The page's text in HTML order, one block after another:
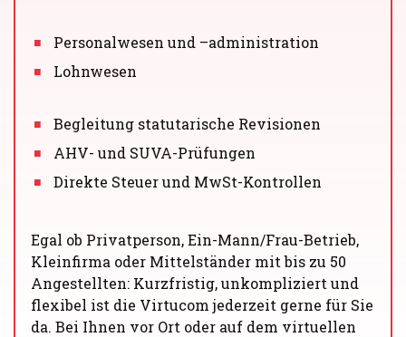
Personalwesen und –administration
Lohnwesen
Begleitung statutarische Revisionen
AHV- und SUVA-Prüfungen
Direkte Steuer und MwSt-Kontrollen
Egal ob Privatperson, Ein-Mann/Frau-Betrieb,
Kleinfirma oder Mittelständer mit bis zu 50
Angestellten: Kurzfristig, unkompliziert und
flexibel ist die Virtucom jederzeit gerne für Sie
da. Bei Ihnen vor Ort oder auf dem virtuellen